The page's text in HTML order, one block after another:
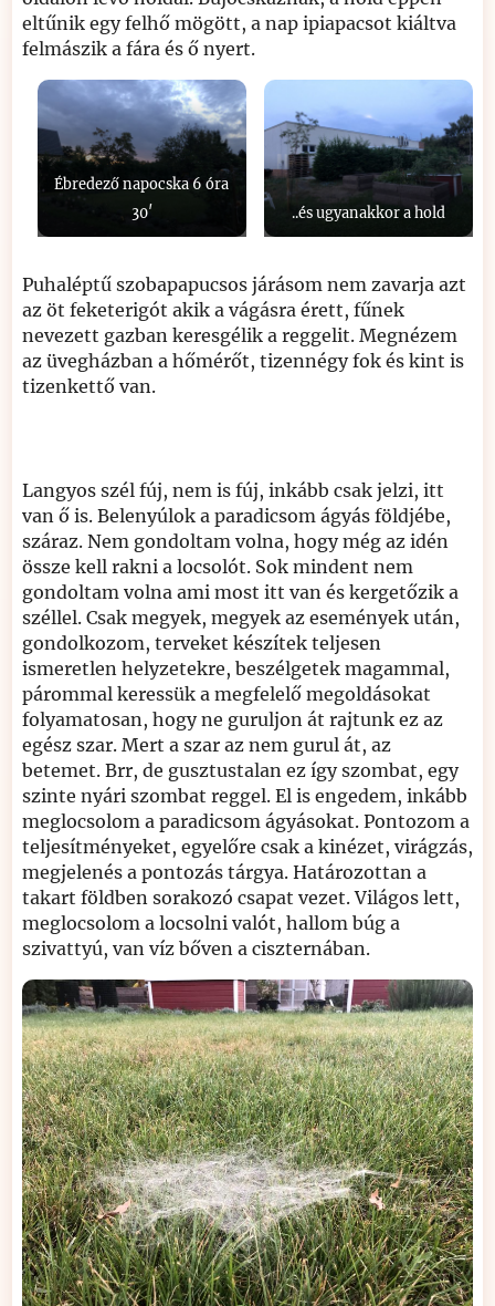
eltűnik egy felhő mögött, a nap ipiapacsot kiáltva
felmászik a fára és ő nyert.
Ébredező napocska 6 óra
30′
..és ugyanakkor a hold
Puhaléptű szobapapucsos járásom nem zavarja azt
az öt feketerigót akik a vágásra érett, fűnek
nevezett gazban keresgélik a reggelit. Megnézem
az üvegházban a hőmérőt, tizennégy fok és kint is
tizenkettő van.
Langyos szél fúj, nem is fúj, inkább csak jelzi, itt
van ő is. Belenyúlok a paradicsom ágyás földjébe,
száraz. Nem gondoltam volna, hogy még az idén
össze kell rakni a locsolót. Sok mindent nem
gondoltam volna ami most itt van és kergetőzik a
széllel. Csak megyek, megyek az események után,
gondolkozom, terveket készítek teljesen
ismeretlen helyzetekre, beszélgetek magammal,
párommal keressük a megfelelő megoldásokat
folyamatosan, hogy ne guruljon át rajtunk ez az
egész szar. Mert a szar az nem gurul át, az
betemet. Brr, de gusztustalan ez így szombat, egy
szinte nyári szombat reggel. El is engedem, inkább
meglocsolom a paradicsom ágyásokat. Pontozom a
teljesítményeket, egyelőre csak a kinézet, virágzás,
megjelenés a pontozás tárgya. Határozottan a
takart földben sorakozó csapat vezet. Világos lett,
meglocsolom a locsolni valót, hallom búg a
szivattyú, van víz bőven a ciszternában.